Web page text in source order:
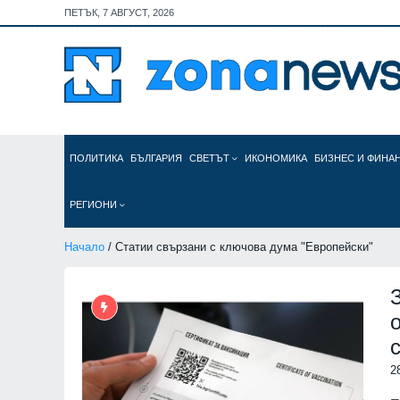
ПЕТЪК, 7 АВГУСТ, 2026
ПОЛИТИКА БЪЛГАРИЯ СВЕТЪТ ИКОНОМИКА БИЗНЕС И
РЕГИОНИ
Начало / Статии свързани с ключова дума "Европейски"